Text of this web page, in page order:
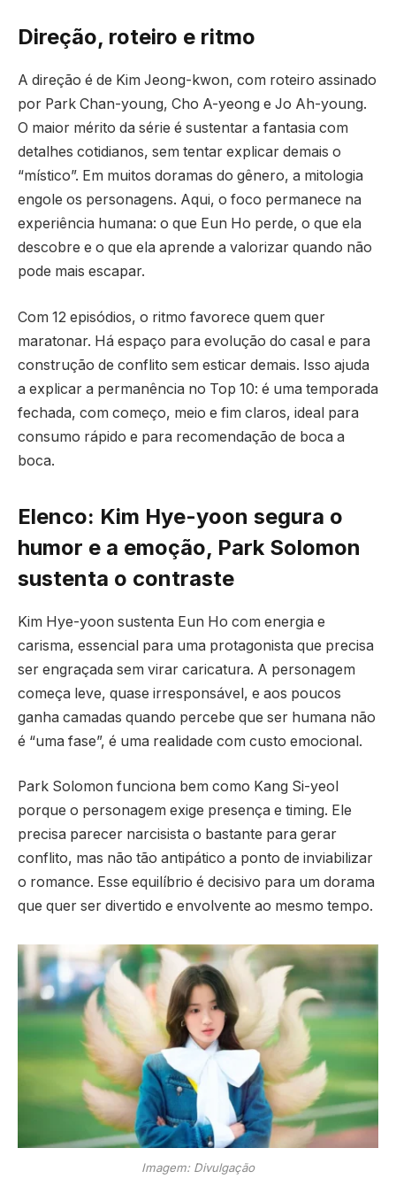
Direção, roteiro e ritmo
A direção é de Kim Jeong-kwon, com roteiro assinado
por Park Chan-young, Cho A-yeong e Jo Ah-young.
O maior mérito da série é sustentar a fantasia com
detalhes cotidianos, sem tentar explicar demais o
“místico”. Em muitos doramas do gênero, a mitologia
engole os personagens. Aqui, o foco permanece na
experiência humana: o que Eun Ho perde, o que ela
descobre e o que ela aprende a valorizar quando não
pode mais escapar.
Com 12 episódios, o ritmo favorece quem quer
maratonar. Há espaço para evolução do casal e para
construção de conflito sem esticar demais. Isso ajuda
a explicar a permanência no Top 10: é uma temporada
fechada, com começo, meio e fim claros, ideal para
consumo rápido e para recomendação de boca a
boca.
Elenco: Kim Hye-yoon segura o
humor e a emoção, Park Solomon
sustenta o contraste
Kim Hye-yoon sustenta Eun Ho com energia e
carisma, essencial para uma protagonista que precisa
ser engraçada sem virar caricatura. A personagem
começa leve, quase irresponsável, e aos poucos
ganha camadas quando percebe que ser humana não
é “uma fase”, é uma realidade com custo emocional.
Park Solomon funciona bem como Kang Si-yeol
porque o personagem exige presença e timing. Ele
precisa parecer narcisista o bastante para gerar
conflito, mas não tão antipático a ponto de inviabilizar
o romance. Esse equilíbrio é decisivo para um dorama
que quer ser divertido e envolvente ao mesmo tempo.
Imagem: Divulgação